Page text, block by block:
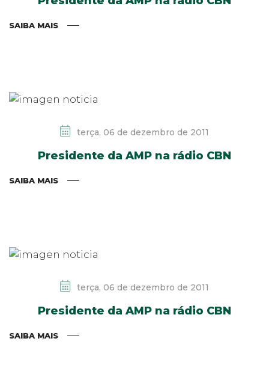
SAIBA MAIS
terça, 06 de dezembro de 2011
Presidente da AMP na rádio CBN
SAIBA MAIS
terça, 06 de dezembro de 2011
Presidente da AMP na rádio CBN
SAIBA MAIS